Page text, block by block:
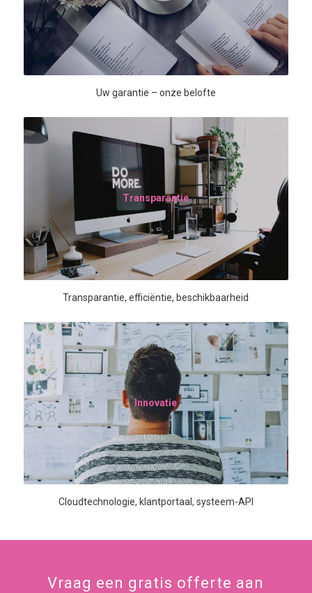
Uw garantie – onze belofte
Transparantie
Transparantie, efficiëntie, beschikbaarheid
Innovatie
Cloudtechnologie, klantportaal, systeem-API
Vraag een gratis offerte aan